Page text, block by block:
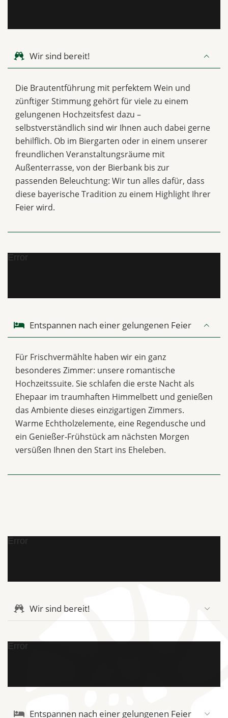
Wir sind bereit!
Die Brautentführung mit perfektem Wein und
zünftiger Stimmung gehört für viele zu einem
gelungenen Hochzeitsfest dazu –
selbstverständlich sind wir Ihnen auch dabei gerne
behilflich. Ob im Biergarten oder in einem unserer
freundlichen Veranstaltungsräume mit
Außenterrasse, von der Bierbank bis zur
passenden Beleuchtung: Wir tun alles dafür, dass
diese bayerische Tradition zu einem Highlight Ihrer
Feier wird.
Error
Entspannen nach einer gelungenen Feier
Für Frischvermählte haben wir ein ganz
besonderes Zimmer: unsere romantische
Hochzeitssuite. Sie schlafen die erste Nacht als
Ehepaar im traumhaften Himmelbett und genießen
das Ambiente dieses einzigartigen Zimmers.
Warme Echtholzelemente, eine Regendusche und
ein Genießer-Frühstück am nächsten Morgen
versüßen Ihnen den Start ins Eheleben.
Error
Wir sind bereit!
Error
Entspannen nach einer gelungenen Feier